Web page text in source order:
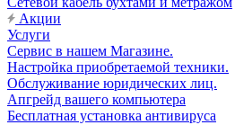
Акции
Услуги
Сервис в нашем Магазине.
Настройка приобретаемой техники.
Обслуживание юридических лиц.
Апгрейд вашего компьютера
Бесплатная установка антивируса